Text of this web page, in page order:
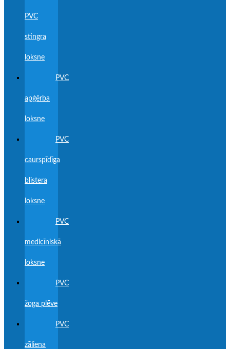
PVC
stingra
loksne
PVC
apģērba
loksne
PVC
caurspīdīga
blistera
loksne
PVC
medicīniskā
loksne
PVC
žoga plēve
PVC
zāliena